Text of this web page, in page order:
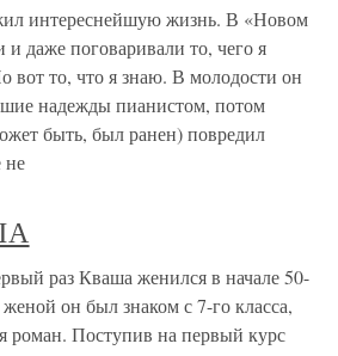
интереснейшую жизнь. В «Новом
даже поговаривали то, чего я
вот то, что я знаю. В молодости он
надежды пианистом, потом
быть, был ранен) повредил
не
раз Кваша женился в начале 50-
он был знаком с 7-го класса,
роман. Поступив на первый курс